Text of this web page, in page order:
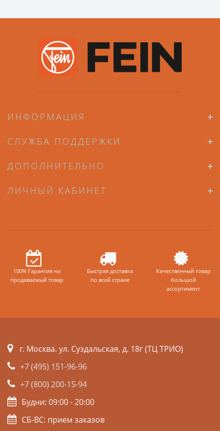
ИНФОРМАЦИЯ
СЛУЖБА ПОДДЕРЖКИ
ДОПОЛНИТЕЛЬНО
ЛИЧНЫЙ КАБИНЕТ
100% Гарантия на
продаваемый товар
Быстрая доставка
по всей стране
Качественный товар
большой
ассортимент
г. Москва. ул. Суздальская, д. 18г (ТЦ ТРИО)
+7 (495) 151-96-96
+7 (800) 200-15-94
Будни: 09:00 - 20:00
СБ-ВС: прием заказов